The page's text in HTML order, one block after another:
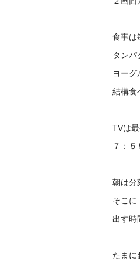
食事は
タンパ
ヨーグ
結構
TVは
７：
朝は分
そこに
出す時
たまに